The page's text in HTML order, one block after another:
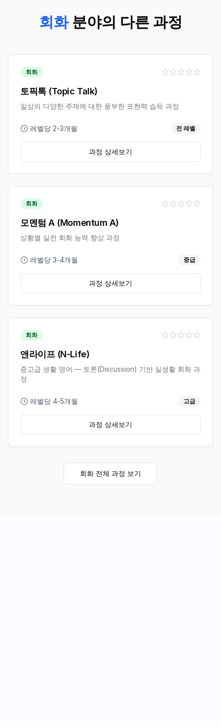
회화분야의 다른 과정
회화
토픽톡 (Topic Talk)
일상의 다양한 주제에 대한 풍부한 표현력 습득 과정
레벨당 2-3개월 전 레벨
과정 상세보기
회화
모멘텀 A (Momentum A)
상황별 실전 회화 능력 향상 과정
레벨당 3-4개월 중급
과정 상세보기
회화
앤라이프 (N-Life)
중고급 생활 영어 — 토론(Discussion) 기반 실생활 회화 과
정
레벨당 4-5개월 고급
과정 상세보기
회화 전체 과정 보기